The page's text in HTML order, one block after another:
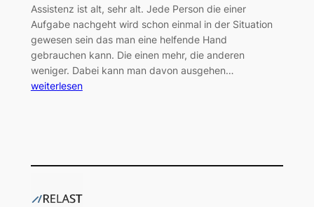
Assistenz ist alt, sehr alt. Jede Person die einer
Aufgabe nachgeht wird schon einmal in der Situation
gewesen sein das man eine helfende Hand
gebrauchen kann. Die einen mehr, die anderen
weniger. Dabei kann man davon ausgehen…
weiterlesen